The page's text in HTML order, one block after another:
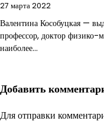
27 марта 2022
Валентина Кособуцкая —
профессор, доктор физико-
наиболее…
Добавить
Для отправки